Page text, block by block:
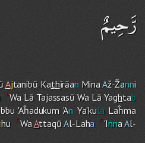
رَّحِيمٌ
Ajtanibū Kathīrāan MinaAž-Žanni
Wa Lā Tajassasū Wa Lā Yaghtab
'Aĥadukum 'An Ya'kulaLaĥma
hu WaAttaqūAl-Laha 'InnaAl-